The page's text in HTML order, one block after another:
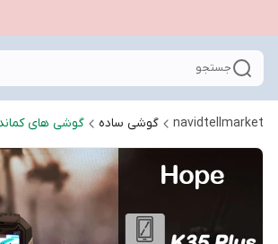
جستجو
navidtellmarket گوشی ساده گوشی های